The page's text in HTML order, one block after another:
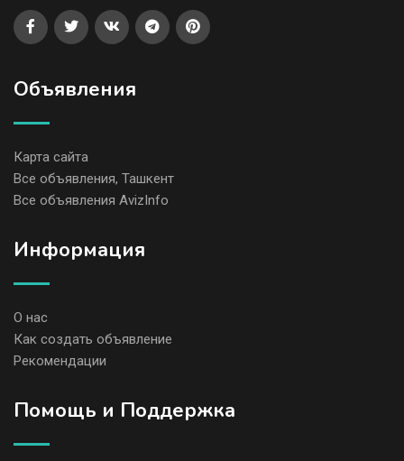
Объявления
Карта сайта
Все объявления, Ташкент
Все объявления AvizInfo
Информация
О нас
Как создать объявление
Рекомендации
Помощь и Поддержка